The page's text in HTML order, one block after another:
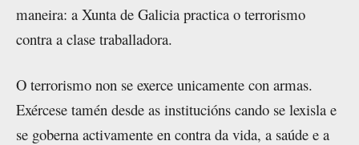
maneira: a Xunta de Galicia practica o terrorismo
contra a clase traballadora.
O terrorismo non se exerce unicamente con armas.
Exércese tamén desde as institucións cando se lexisla e
se goberna activamente en contra da vida, a saúde e a